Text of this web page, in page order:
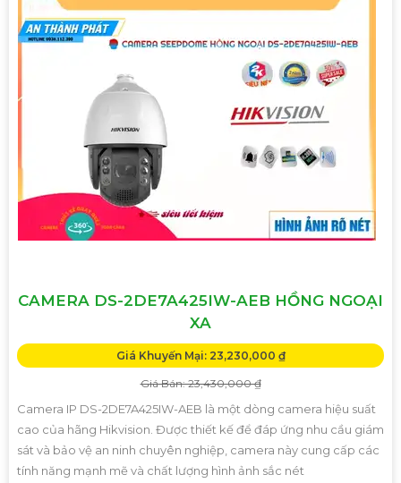
CAMERA DS-2DE7A425IW-AEB HỒNG NGOẠI
XA
Giá Khuyến Mại: 23,230,000 ₫
Giá Bán: 23,430,000 ₫
Camera IP DS-2DE7A425IW-AEB là một dòng camera hiệu suất
cao của hãng Hikvision. Được thiết kế để đáp ứng nhu cầu giám
sát và bảo vệ an ninh chuyên nghiệp, camera này cung cấp các
tính năng mạnh mẽ và chất lượng hình ảnh sắc nét